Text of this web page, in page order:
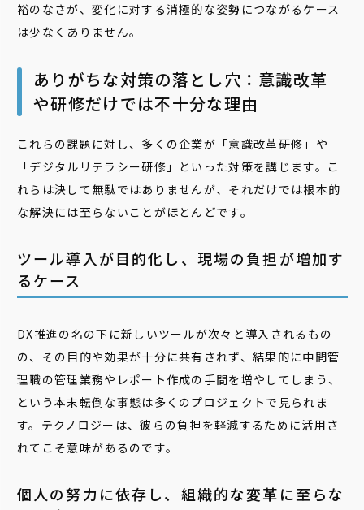
裕のなさが、変化に対する消極的な姿勢につながるケース
は少なくありません。
ありがちな対策の落とし穴：意識改革
や研修だけでは不十分な理由
これらの課題に対し、多くの企業が「意識改革研修」や
「デジタルリテラシー研修」といった対策を講じます。こ
れらは決して無駄ではありませんが、それだけでは根本的
な解決には至らないことがほとんどです。
ツール導入が目的化し、現場の負担が増加す
るケース
DX推進の名の下に新しいツールが次々と導入されるもの
の、その目的や効果が十分に共有されず、結果的に中間管
理職の管理業務やレポート作成の手間を増やしてしまう、
という本末転倒な事態は多くのプロジェクトで見られま
す。テクノロジーは、彼らの負担を軽減するために活用さ
れてこそ意味があるのです。
個人の努力に依存し、組織的な変革に至らな